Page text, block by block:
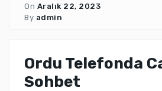
On Aralık 22, 2023
By admin
Ordu Telefonda
Sohbet